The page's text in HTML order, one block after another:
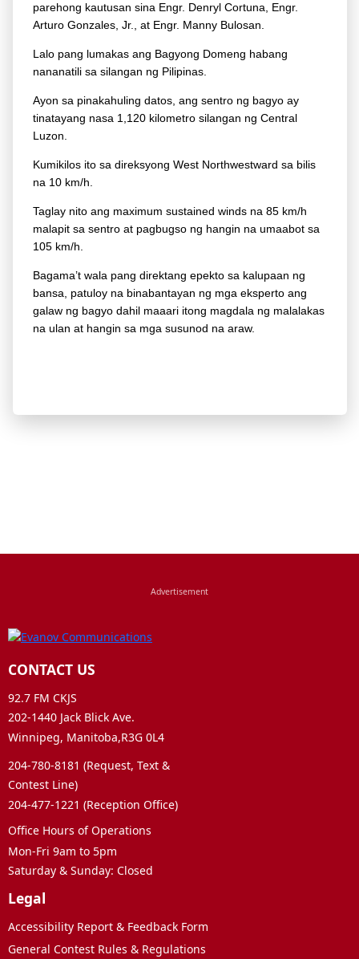
parehong kautusan sina Engr. Denryl Cortuna, Engr.
Arturo Gonzales, Jr., at Engr. Manny Bulosan.
Lalo pang lumakas ang Bagyong Domeng habang
nananatili sa silangan ng Pilipinas.
Ayon sa pinakahuling datos, ang sentro ng bagyo ay
tinatayang nasa 1,120 kilometro silangan ng Central
Luzon.
Kumikilos ito sa direksyong West Northwestward sa bilis
na 10 km/h.
Taglay nito ang maximum sustained winds na 85 km/h
malapit sa sentro at pagbugso ng hangin na umaabot sa
105 km/h.
Bagama’t wala pang direktang epekto sa kalupaan ng
bansa, patuloy na binabantayan ng mga eksperto ang
galaw ng bagyo dahil maaari itong magdala ng malalakas
na ulan at hangin sa mga susunod na araw.
CONTACT US
92.7 FM CKJS
202-1440 Jack Blick Ave.
Winnipeg, Manitoba,R3G 0L4
204-780-8181 (Request, Text &
Contest Line)
204-477-1221 (Reception Office)
Office Hours of Operations
Mon-Fri 9am to 5pm
Saturday & Sunday: Closed
Legal
Accessibility Report & Feedback Form
General Contest Rules & Regulations